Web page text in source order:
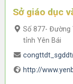
Sở giáo dục
Số 877- Đường
tỉnh Yên Bái
http://